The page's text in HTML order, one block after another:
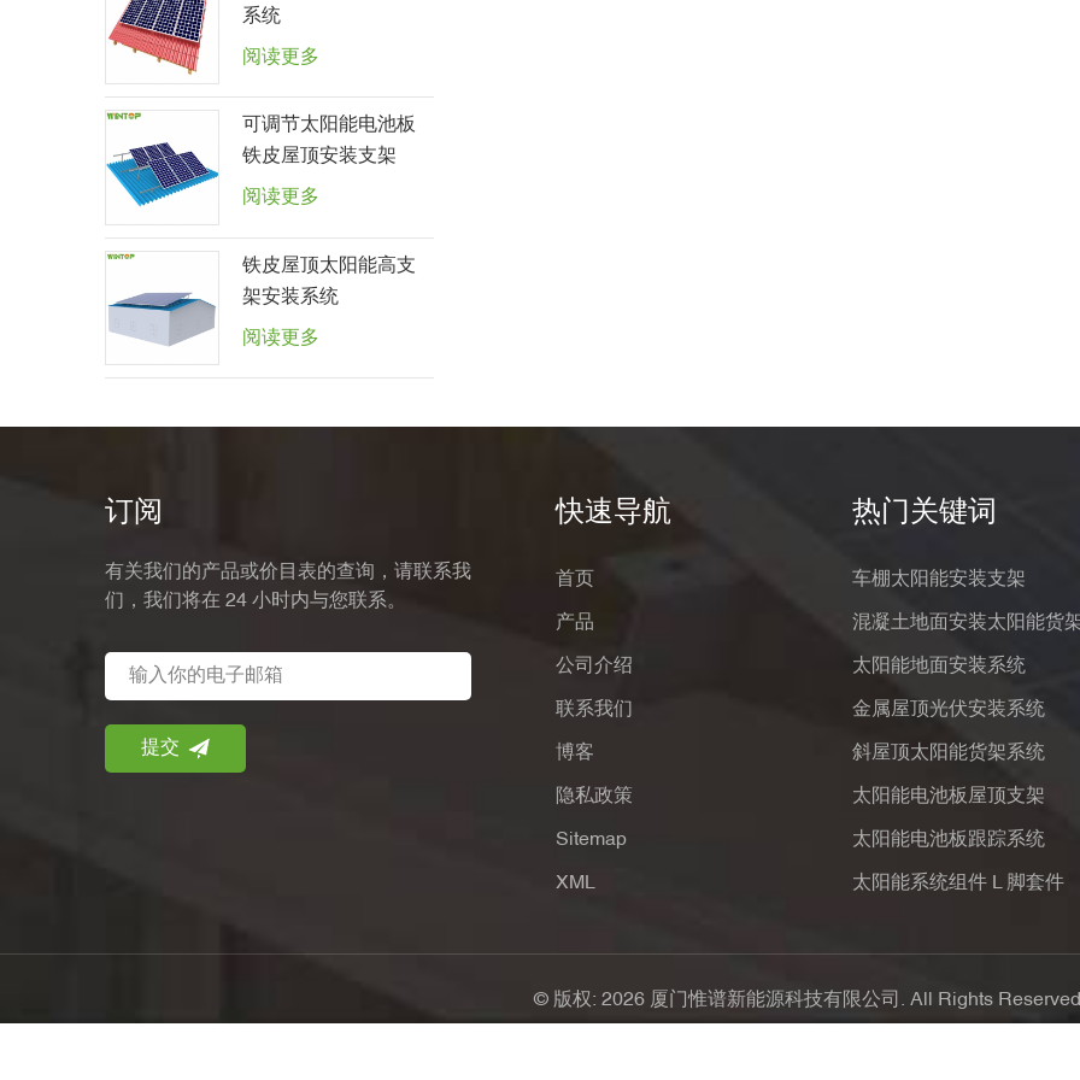
系统
阅读更多
可调节太阳能电池板
铁皮屋顶安装支架
阅读更多
铁皮屋顶太阳能高支
架安装系统
阅读更多
订阅
有关我们的产品或价目表的查询，请联系我
们，我们将在 24 小时内与您联系。
快速导航
首页
产品
公司介绍
联系我们
博客
隐私政策
Sitemap
XML
热门关键词
车棚太阳能安装支架
混凝土地面安装太阳能货
太阳能地面安装系统
金属屋顶光伏安装系统
斜屋顶太阳能货架系统
太阳能电池板屋顶支架
太阳能电池板跟踪系统
太阳能系统组件 L 脚套件
© 版权: 2026 厦门惟谱新能源科技有限公司. All Rights